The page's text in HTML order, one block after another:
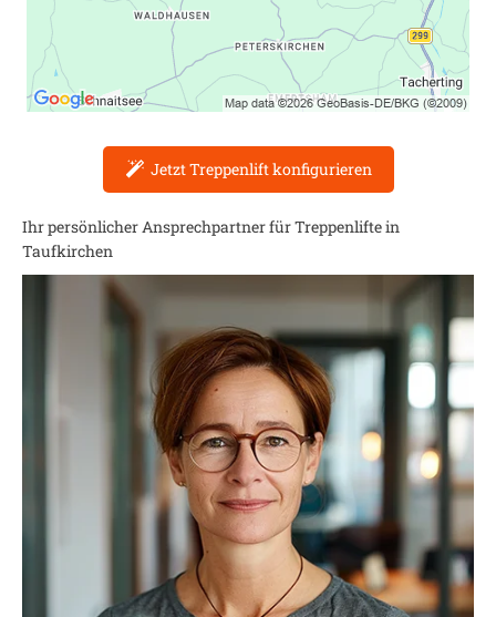
Jetzt Treppenlift konfigurieren
Ihr persönlicher Ansprechpartner für Treppenlifte in
Taufkirchen